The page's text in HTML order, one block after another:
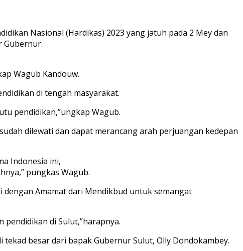
Nasional (Hardikas) 2023 yang jatuh pada 2 Mey dan
Gubernur.
Wagub Kandouw.
di tengah masyarakat.
pendidikan,”ungkap Wagub.
dilewati dan dapat merancang arah perjuangan kedepan
Indonesia ini,
pungkas Wagub.
Amamat dari Mendikbud untuk semangat
di Sulut,”harapnya.
besar dari bapak Gubernur Sulut, Olly Dondokambey.